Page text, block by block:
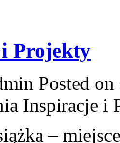
Projekty
Posted
Inspiracje i
–